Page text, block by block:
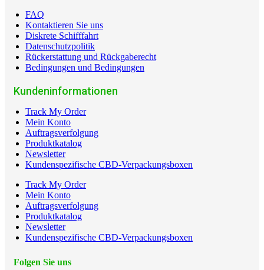
FAQ
Kontaktieren Sie uns
Diskrete Schifffahrt
Datenschutzpolitik
Rückerstattung und Rückgaberecht
Bedingungen und Bedingungen
Kundeninformationen
Track My Order
Mein Konto
Auftragsverfolgung
Produktkatalog
Newsletter
Kundenspezifische CBD-Verpackungsboxen
Track My Order
Mein Konto
Auftragsverfolgung
Produktkatalog
Newsletter
Kundenspezifische CBD-Verpackungsboxen
Folgen Sie uns